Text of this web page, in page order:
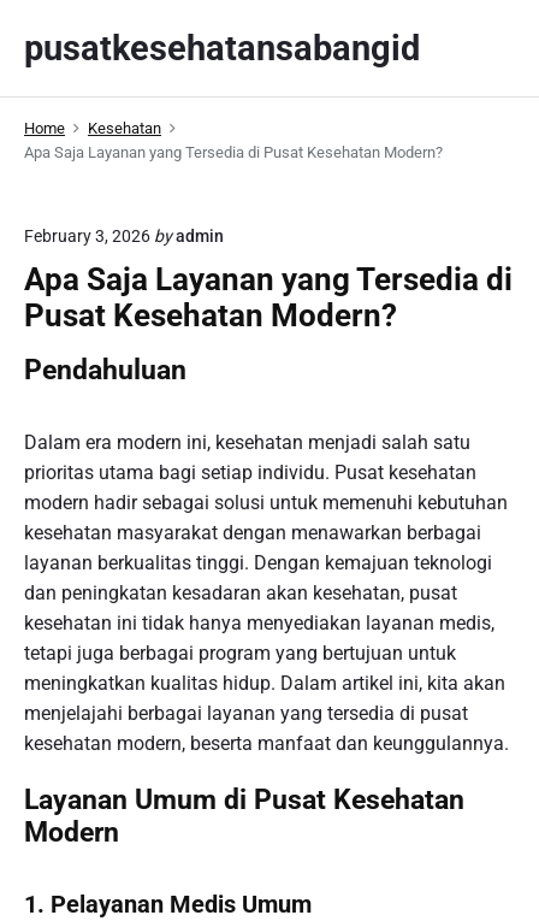
p
pusatkesehatansabangid
Home
Kesehatan
Apa Saja Layanan yang Tersedia di Pusat Kesehatan Modern?
February 3, 2026 byadmin
Apa Saja Layanan yang Tersedia di
Pusat Kesehatan Modern?
Pendahuluan
Dalam era modern ini, kesehatan menjadi salah satu
prioritas utama bagi setiap individu. Pusat kesehatan
modern hadir sebagai solusi untuk memenuhi kebutuhan
kesehatan masyarakat dengan menawarkan berbagai
layanan berkualitas tinggi. Dengan kemajuan teknologi
dan peningkatan kesadaran akan kesehatan, pusat
kesehatan ini tidak hanya menyediakan layanan medis,
tetapi juga berbagai program yang bertujuan untuk
meningkatkan kualitas hidup. Dalam artikel ini, kita akan
menjelajahi berbagai layanan yang tersedia di pusat
kesehatan modern, beserta manfaat dan keunggulannya.
Layanan Umum di Pusat Kesehatan
Modern
1. Pelayanan Medis Umum